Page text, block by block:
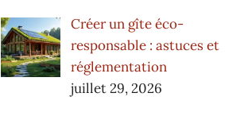
Créer un gîte éco-
responsable : astuces et
réglementation
juillet 29, 2026